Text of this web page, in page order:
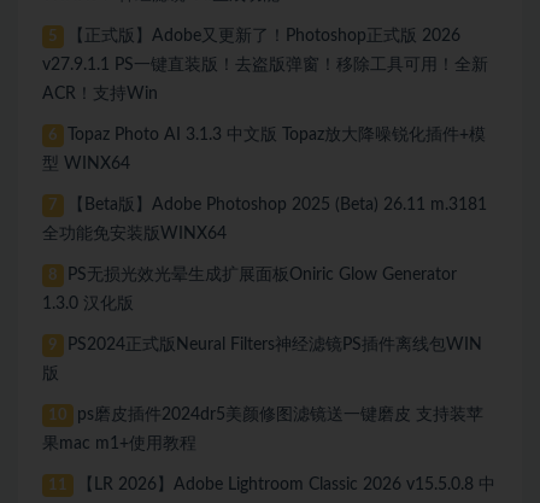
5
【正式版】Adobe又更新了！Photoshop正式版 2026
v27.9.1.1 PS一键直装版！去盗版弹窗！移除工具可用！全新
ACR！支持Win
6
Topaz Photo AI 3.1.3 中文版 Topaz放大降噪锐化插件+模
型 WINX64
7
【Beta版】Adobe Photoshop 2025 (Beta) 26.11 m.3181
全功能免安装版WINX64
8
PS无损光效光晕生成扩展面板Oniric Glow Generator
1.3.0 汉化版
9
PS2024正式版Neural Filters神经滤镜PS插件离线包WIN
版
10
ps磨皮插件2024dr5美颜修图滤镜送一键磨皮 支持装苹
果mac m1+使用教程
11
【LR 2026】Adobe Lightroom Classic 2026 v15.5.0.8 中